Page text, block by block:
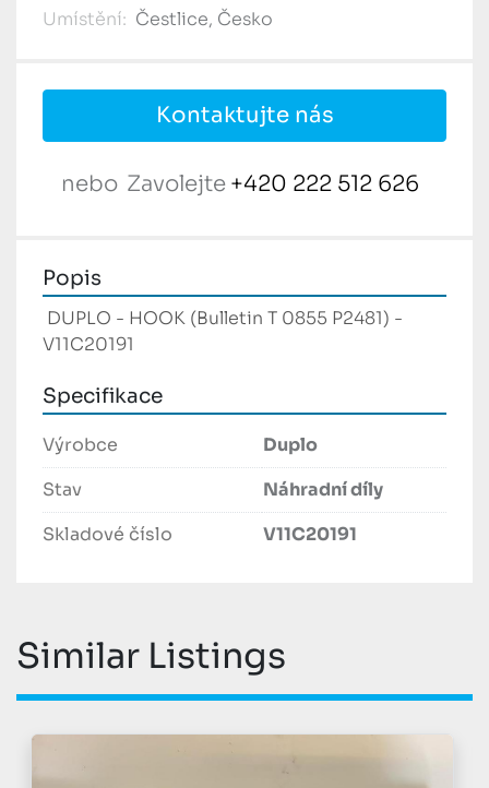
Umístění: Čestlice, Česko
Kontaktujte nás
nebo Zavolejte +420 222 512 626
Popis
V11C20191
Specifikace
Výrobce
Duplo
Stav
Náhradní díly
Skladové číslo
V11C20191
Similar Listings